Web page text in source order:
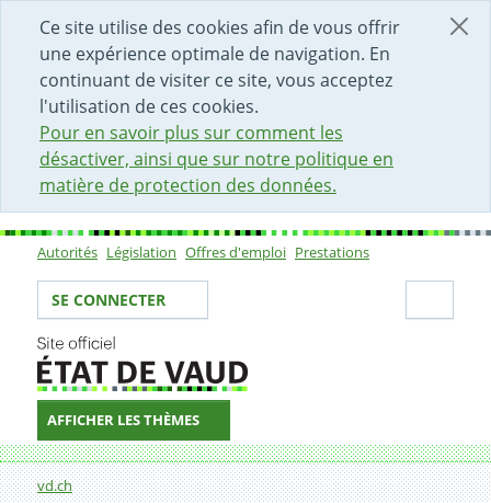
Ce site utilise des cookies afin de vous offrir
une expérience optimale de navigation. En
continuant de visiter ce site, vous acceptez
l'utilisation de ces cookies.
Pour en savoir plus sur comment les
désactiver, ainsi que sur notre politique en
matière de protection des données.
DÉBUT DU CONTENU DE LA PAGE
ACCÈS AU CHAMP DE RECHERCHE
PAGE D'ACCUEIL
FORMULAIRE DE CONTACT
Sous-navigation
Autorités Législation Offres d'emploi Prestations
Votre identité
SE CONNECTER
AFFICHER LES THÈMES
Fil d'Ariane
vd.ch
Formulaire de contact